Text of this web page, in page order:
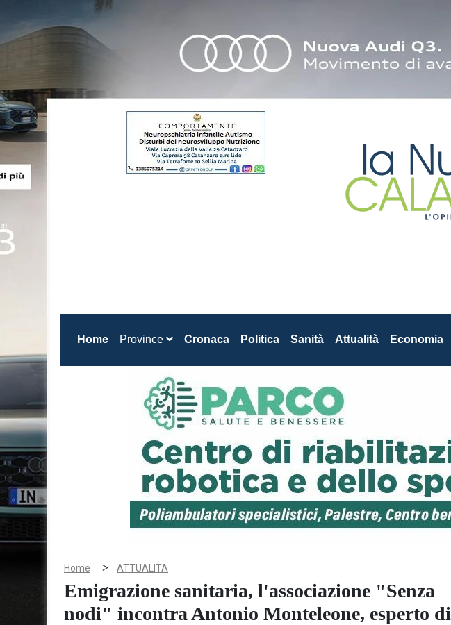
Home(current)
Province Cronaca Politica Sanità Attualità Economia
Home > ATTUALITA
Emigrazione sanitaria, l'associazione "Senza
nodi" incontra Antonio Monteleone, esperto di